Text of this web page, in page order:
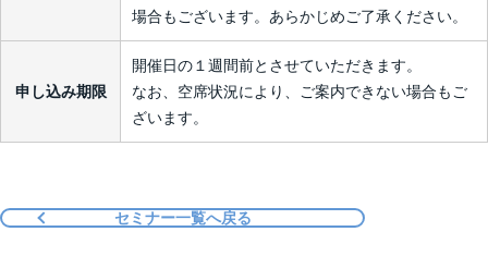
場合もございます。あらかじめご了承ください。
申し込み期限
開催日の１週間前とさせていただきます。
なお、空席状況により、ご案内できない場合もご
ざいます。
セミナー一覧へ戻る